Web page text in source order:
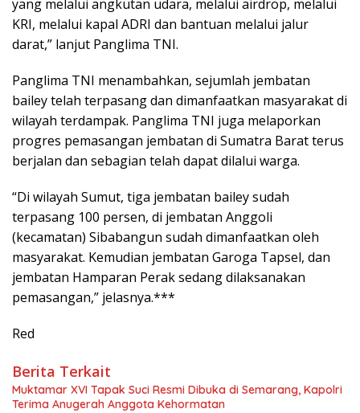
yang melalui angkutan udara, melalui airdrop, melalui
KRI, melalui kapal ADRI dan bantuan melalui jalur
darat,” lanjut Panglima TNI.
Panglima TNI menambahkan, sejumlah jembatan
bailey telah terpasang dan dimanfaatkan masyarakat di
wilayah terdampak. Panglima TNI juga melaporkan
progres pemasangan jembatan di Sumatra Barat terus
berjalan dan sebagian telah dapat dilalui warga.
“Di wilayah Sumut, tiga jembatan bailey sudah
terpasang 100 persen, di jembatan Anggoli
(kecamatan) Sibabangun sudah dimanfaatkan oleh
masyarakat. Kemudian jembatan Garoga Tapsel, dan
jembatan Hamparan Perak sedang dilaksanakan
pemasangan,” jelasnya.***
Red
Berita Terkait
Muktamar XVI Tapak Suci Resmi Dibuka di Semarang, Kapolri
Terima Anugerah Anggota Kehormatan